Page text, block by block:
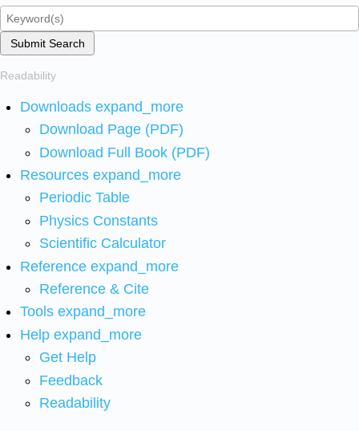
Submit Search
Readability
Downloads expand_more
Download Page (PDF)
Download Full Book (PDF)
Resources expand_more
Periodic Table
Physics Constants
Scientific Calculator
Reference expand_more
Reference & Cite
Tools expand_more
Help expand_more
Get Help
Feedback
Readability